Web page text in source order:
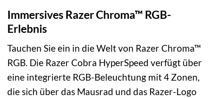
Immersives Razer Chroma™ RGB-
Erlebnis
Tauchen Sie ein in die Welt von Razer Chroma™
RGB. Die Razer Cobra HyperSpeed verfügt über
eine integrierte RGB-Beleuchtung mit 4 Zonen,
die sich über das Mausrad und das Razer-Logo